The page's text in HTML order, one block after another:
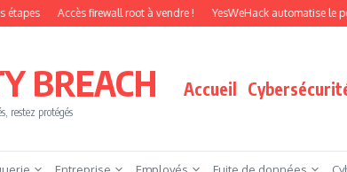
Accès firewall root à vendre ! YesWeHack automatise le pentest
BREACH
restez protégés
Accueil
Entreprise Employés Fuite de données